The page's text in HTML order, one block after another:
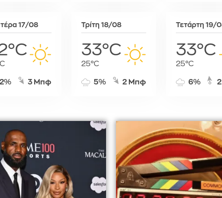
Στοκχόλμη
Ταλίν
Τίρανα
17/08
3 Μπφ
Τρίτη 18/08
33°C
25°C
5% 2 Μπφ
Τετάρτη 19/
33°C
25°C
6%